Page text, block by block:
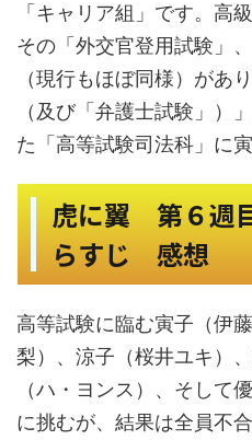
「キャリア組」です。高
その「外交官登用試験」
（現行もほぼ同様）があ
（及び「弁護士試験」）
た「高等試験司法科」に
虎に翼 第６
らすじ 感想
高等試験に臨む寅子（伊
梨）、涼子（桜井ユキ）
（ハ・ヨンス）、そして
に挑むが、結果は全員不